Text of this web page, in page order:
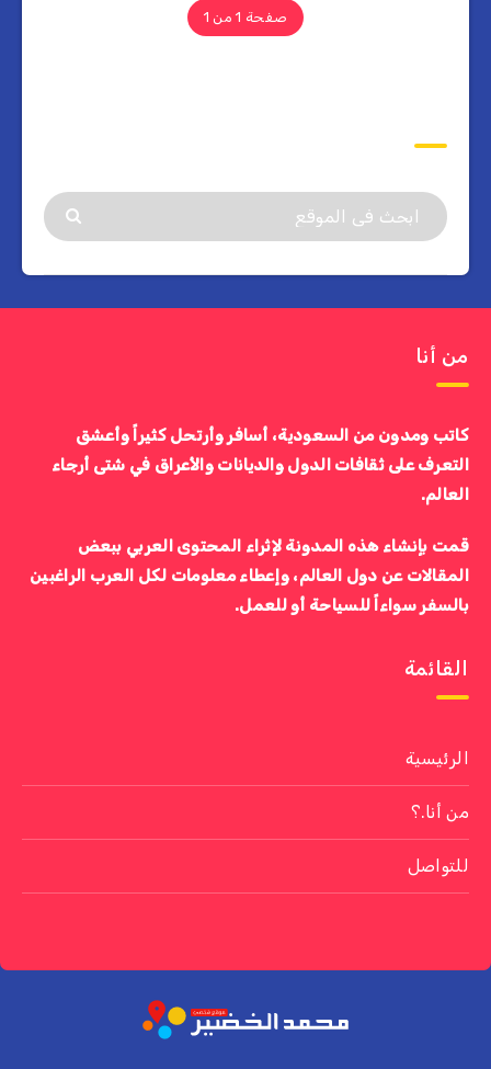
صفحة 1 من 1
من أنا
كاتب ومدون من السعودية، أسافر وأرتحل كثيراً وأعشق
التعرف على ثقافات الدول والديانات والأعراق في شتى أرجاء
العالم.
قمت بإنشاء هذه المدونة لإثراء المحتوى العربي ببعض
المقالات عن دول العالم، وإعطاء معلومات لكل العرب الراغبين
بالسفر سواءاً للسياحة أو للعمل.
القائمة
الرئيسية
من أنا.؟
للتواصل